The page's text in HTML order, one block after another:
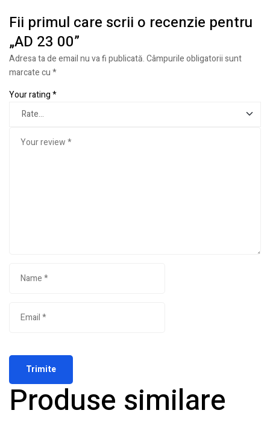
Fii primul care scrii o recenzie pentru
„AD 23 00”
Adresa ta de email nu va fi publicată.Câmpurile obligatorii sunt
marcate cu*
Your rating*
Produse similare